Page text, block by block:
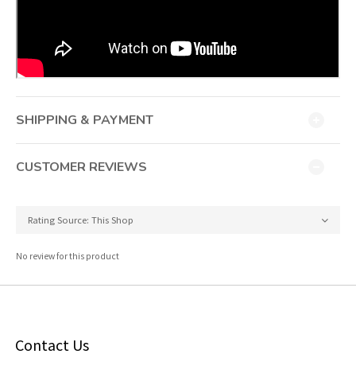
SHIPPING & PAYMENT
CUSTOMER REVIEWS
No review for this product
Contact Us